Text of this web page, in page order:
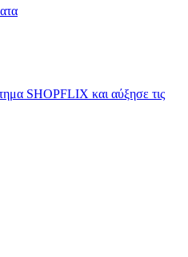
SHOPFLIX και αύξησε τις